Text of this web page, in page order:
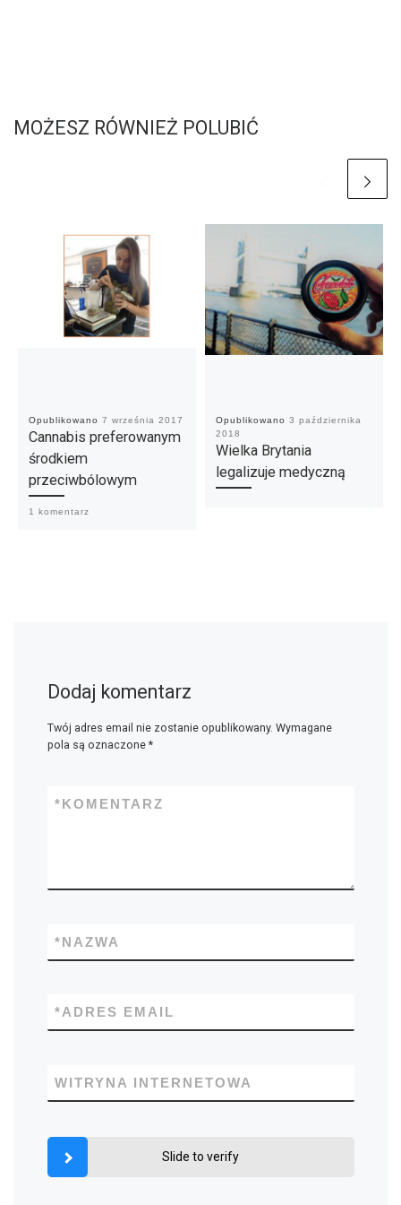
MOŻESZ RÓWNIEŻ POLUBIĆ
Opublikowano 7 września 2017
Cannabis preferowanym
środkiem
przeciwbólowym
1 komentarz
Opublikowano 3 października
2018
Wielka Brytania
legalizuje medyczną
Dodaj komentarz
Twój adres email nie zostanie opublikowany. Wymagane
pola są oznaczone *
KOMENTARZ
*
NAZWA
*
ADRES EMAIL
*
WITRYNA INTERNETOWA
Slide to verify